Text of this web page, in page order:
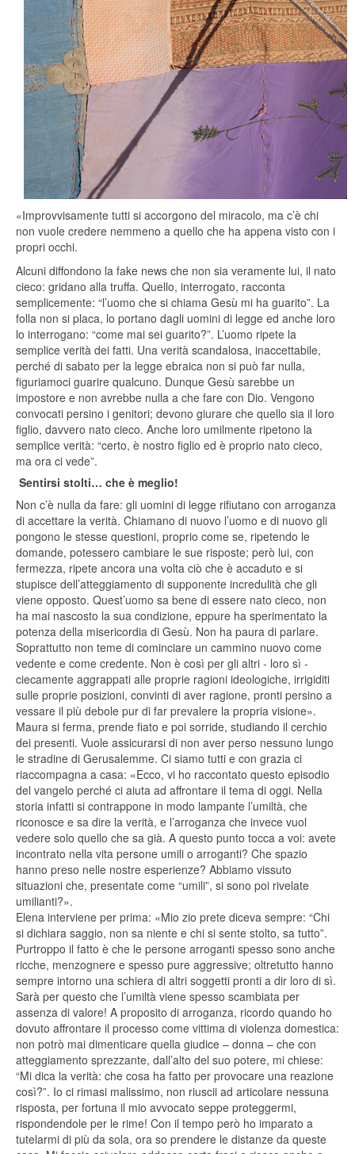
«Improvvisamente tutti si accorgono del miracolo, ma c’è chi
non vuole credere nemmeno a quello che ha appena visto con i
propri occhi.
Alcuni diffondono la fake news che non sia veramente lui, il nato
cieco: gridano alla truffa. Quello, interrogato, racconta
semplicemente: “l’uomo che si chiama Gesù mi ha guarito”. La
folla non si placa, lo portano dagli uomini di legge ed anche loro
lo interrogano: “come mai sei guarito?”. L’uomo ripete la
semplice verità dei fatti. Una verità scandalosa, inaccettabile,
perché di sabato per la legge ebraica non si può far nulla,
figuriamoci guarire qualcuno. Dunque Gesù sarebbe un
impostore e non avrebbe nulla a che fare con Dio. Vengono
convocati persino i genitori; devono giurare che quello sia il loro
figlio, davvero nato cieco. Anche loro umilmente ripetono la
semplice verità: “certo, è nostro figlio ed è proprio nato cieco,
ma ora ci vede”.
Sentirsi stolti… che è meglio!
Non c’è nulla da fare: gli uomini di legge rifiutano con arroganza
di accettare la verità. Chiamano di nuovo l’uomo e di nuovo gli
pongono le stesse questioni, proprio come se, ripetendo le
domande, potessero cambiare le sue risposte; però lui, con
fermezza, ripete ancora una volta ciò che è accaduto e si
stupisce dell’atteggiamento di supponente incredulità che gli
viene opposto. Quest’uomo sa bene di essere nato cieco, non
ha mai nascosto la sua condizione, eppure ha sperimentato la
potenza della misericordia di Gesù. Non ha paura di parlare.
Soprattutto non teme di cominciare un cammino nuovo come
vedente e come credente. Non è così per gli altri - loro sì -
ciecamente aggrappati alle proprie ragioni ideologiche, irrigiditi
sulle proprie posizioni, convinti di aver ragione, pronti persino a
vessare il più debole pur di far prevalere la propria visione».
Maura si ferma, prende fiato e poi sorride, studiando il cerchio
dei presenti. Vuole assicurarsi di non aver perso nessuno lungo
le stradine di Gerusalemme. Ci siamo tutti e con grazia ci
riaccompagna a casa: «Ecco, vi ho raccontato questo episodio
del vangelo perché ci aiuta ad affrontare il tema di oggi. Nella
storia infatti si contrappone in modo lampante l’umiltà, che
riconosce e sa dire la verità, e l’arroganza che invece vuol
vedere solo quello che sa già. A questo punto tocca a voi: avete
incontrato nella vita persone umili o arroganti? Che spazio
hanno preso nelle nostre esperienze? Abbiamo vissuto
situazioni che, presentate come “umili”, si sono poi rivelate
umilianti?».
Elena interviene per prima: «Mio zio prete diceva sempre: “Chi
si dichiara saggio, non sa niente e chi si sente stolto, sa tutto”.
Purtroppo il fatto è che le persone arroganti spesso sono anche
ricche, menzognere e spesso pure aggressive; oltretutto hanno
sempre intorno una schiera di altri soggetti pronti a dir loro di sì.
Sarà per questo che l’umiltà viene spesso scambiata per
assenza di valore! A proposito di arroganza, ricordo quando ho
dovuto affrontare il processo come vittima di violenza domestica:
non potrò mai dimenticare quella giudice – donna – che con
atteggiamento sprezzante, dall’alto del suo potere, mi chiese:
“Mi dica la verità: che cosa ha fatto per provocare una reazione
così?”. Io ci rimasi malissimo, non riuscii ad articolare nessuna
risposta, per fortuna il mio avvocato seppe proteggermi,
rispondendole per le rime! Con il tempo però ho imparato a
tutelarmi di più da sola, ora so prendere le distanze da queste